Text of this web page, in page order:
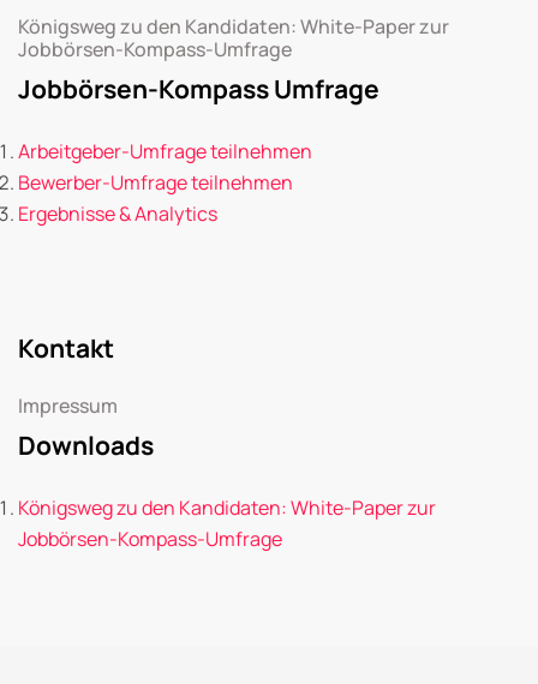
Königsweg zu den Kandidaten: White-Paper zur
Jobbörsen-Kompass-Umfrage
Jobbörsen-Kompass Umfrage
Arbeitgeber-Umfrage teilnehmen
Bewerber-Umfrage teilnehmen
Ergebnisse & Analytics
Kontakt
Impressum
Downloads
Königsweg zu den Kandidaten: White-Paper zur
Jobbörsen-Kompass-Umfrage